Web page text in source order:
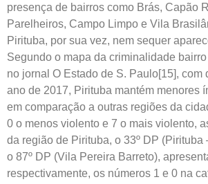
presença de bairros como Brás, Capão
Parelheiros, Campo Limpo e Vila
Pirituba, por sua vez, nem sequer
Segundo o mapa da criminalidade
no jornal O Estado de S. Paulo[15], com
ano de 2017, Pirituba mantém menores
em comparação a outras regiões da
0 o menos violento e 7 o mais violento,
da região de Pirituba, o 33º DP (Pirituba
o 87º DP (Vila Pereira Barreto),
respectivamente, os números 1 e 0 na